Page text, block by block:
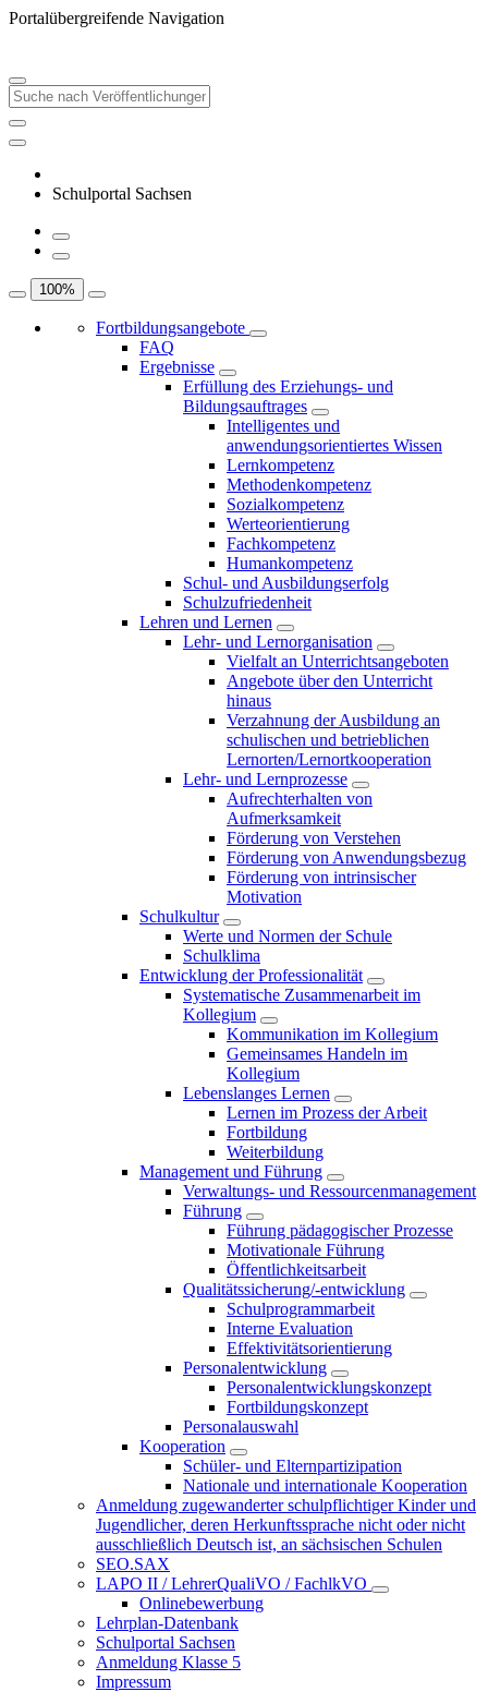
Portalübergreifende Navigation
Schulportal Sachsen
100%
Fortbildungsangebote
FAQ
Ergebnisse
Erfüllung des Erziehungs- und
Bildungsauftrages
Intelligentes und
anwendungsorientiertes Wissen
Lernkompetenz
Methodenkompetenz
Sozialkompetenz
Werteorientierung
Fachkompetenz
Humankompetenz
Schul- und Ausbildungserfolg
Schulzufriedenheit
Lehren und Lernen
Lehr- und Lernorganisation
Vielfalt an Unterrichtsangeboten
Angebote über den Unterricht
hinaus
Verzahnung der Ausbildung an
schulischen und betrieblichen
Lernorten/Lernortkooperation
Lehr- und Lernprozesse
Aufrechterhalten von
Aufmerksamkeit
Förderung von Verstehen
Förderung von Anwendungsbezug
Förderung von intrinsischer
Motivation
Schulkultur
Werte und Normen der Schule
Schulklima
Entwicklung der Professionalität
Systematische Zusammenarbeit im
Kollegium
Kommunikation im Kollegium
Gemeinsames Handeln im
Kollegium
Lebenslanges Lernen
Lernen im Prozess der Arbeit
Fortbildung
Weiterbildung
Management und Führung
Verwaltungs- und Ressourcenmanagement
Führung
Führung pädagogischer Prozesse
Motivationale Führung
Öffentlichkeitsarbeit
Qualitätssicherung/-entwicklung
Schulprogrammarbeit
Interne Evaluation
Effektivitätsorientierung
Personalentwicklung
Personalentwicklungskonzept
Fortbildungskonzept
Personalauswahl
Kooperation
Schüler- und Elternpartizipation
Nationale und internationale Kooperation
Anmeldung zugewanderter schulpflichtiger Kinder und
Jugendlicher, deren Herkunftssprache nicht oder nicht
ausschließlich Deutsch ist, an sächsischen Schulen
SEO.SAX
LAPO II / LehrerQualiVO / FachlkVO
Onlinebewerbung
Lehrplan-Datenbank
Schulportal Sachsen
Anmeldung Klasse 5
Impressum